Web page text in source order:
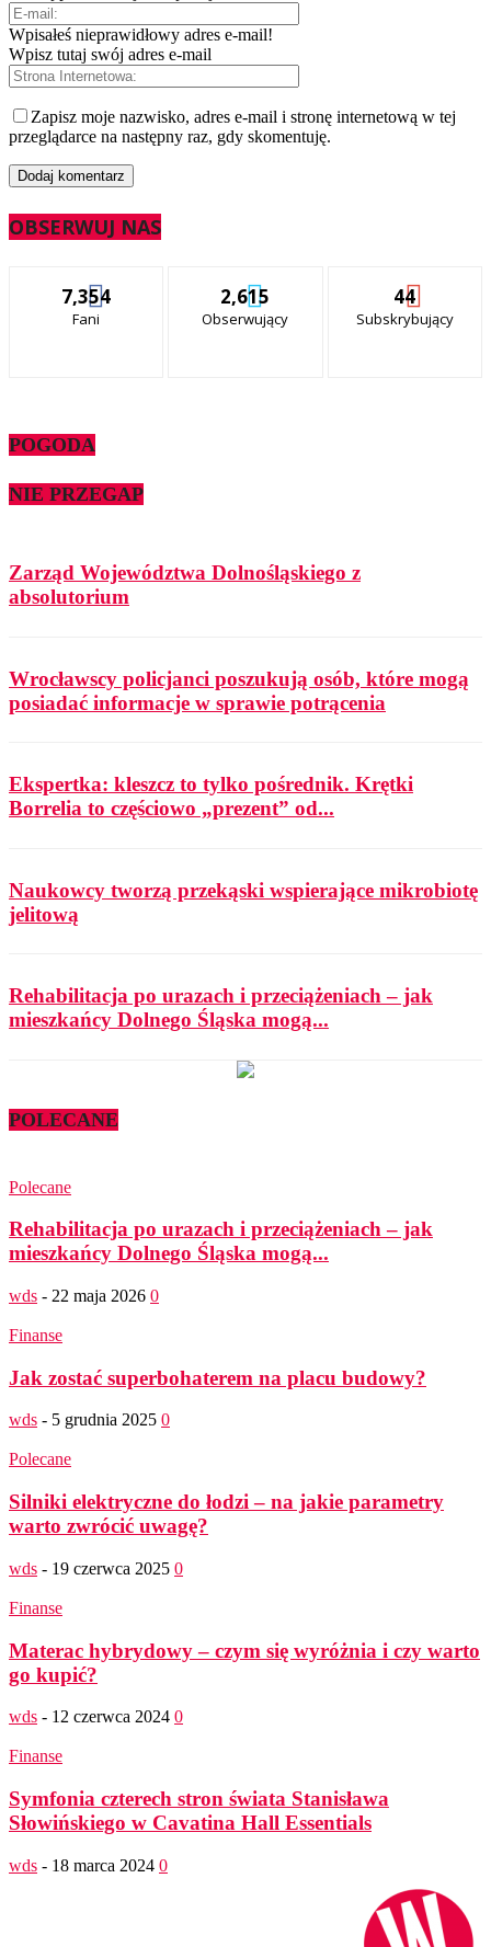
Wpisałeś nieprawidłowy adres e-mail!
Wpisz tutaj swój adres e-mail
Zapisz moje nazwisko, adres e-mail i stronę internetową w tej
przeglądarce na następny raz, gdy skomentuję.
OBSERWUJ NAS
7,354
Fani
2,615
Obserwujący
44
Subskrybujący
POGODA
NIE PRZEGAP
Zarząd Województwa Dolnośląskiego z
absolutorium
Wrocławscy policjanci poszukują osób, które mogą
posiadać informacje w sprawie potrącenia
Ekspertka: kleszcz to tylko pośrednik. Krętki
Borrelia to częściowo „prezent” od...
Naukowcy tworzą przekąski wspierające mikrobiotę
jelitową
Rehabilitacja po urazach i przeciążeniach – jak
mieszkańcy Dolnego Śląska mogą...
POLECANE
Polecane
Rehabilitacja po urazach i przeciążeniach – jak
mieszkańcy Dolnego Śląska mogą...
wds - 22 maja 2026 0
Finanse
Jak zostać superbohaterem na placu budowy?
wds - 5 grudnia 2025 0
Polecane
Silniki elektryczne do łodzi – na jakie parametry
warto zwrócić uwagę?
wds - 19 czerwca 2025 0
Finanse
Materac hybrydowy – czym się wyróżnia i czy warto
go kupić?
wds - 12 czerwca 2024 0
Finanse
Symfonia czterech stron świata Stanisława
Słowińskiego w Cavatina Hall Essentials
wds - 18 marca 2024 0